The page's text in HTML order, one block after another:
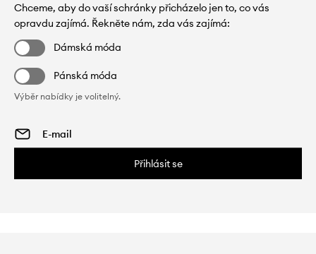
Chceme, aby do vaší schránky přicházelo jen to, co vás
opravdu zajímá. Řekněte nám, zda vás zajímá:
Dámská móda
Pánská móda
Výběr nabídky je volitelný.
Přihlásit se